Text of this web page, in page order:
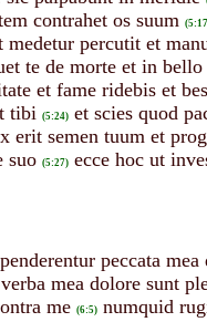
contrahet os suum
percutit et
te de morte et in
et fame ridebis et
tibi
(5:24) et scies quod
erit semen tuum et
suo (5:27) ecce hoc ut
peccata
mea dolore sunt
me (6:5) numquid